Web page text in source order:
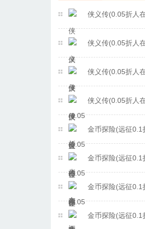
侠义传(0.05折人
侠义传(0.05折人
侠义传(0.05折人
侠义传(0.05折人
金币探险(远征0.1
金币探险(远征0.1
金币探险(远征0.1
金币探险(远征0.1